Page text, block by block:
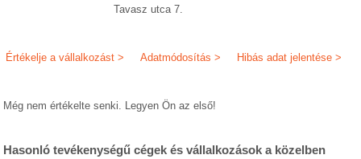
Tavasz utca 7.
Hibás adat jelentése >
Adatmódosítás >
Értékelje a vállalkozást >
Még nem értékelte senki. Legyen Ön az első!
Hasonló tevékenységű cégek és vállalkozások a közelben